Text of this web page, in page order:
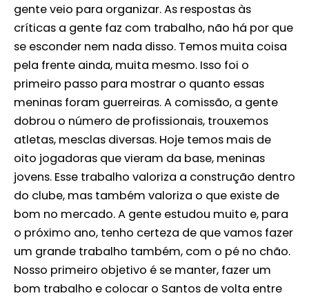
gente veio para organizar. As respostas às
críticas a gente faz com trabalho, não há por que
se esconder nem nada disso. Temos muita coisa
pela frente ainda, muita mesmo. Isso foi o
primeiro passo para mostrar o quanto essas
meninas foram guerreiras. A comissão, a gente
dobrou o número de profissionais, trouxemos
atletas, mesclas diversas. Hoje temos mais de
oito jogadoras que vieram da base, meninas
jovens. Esse trabalho valoriza a construção dentro
do clube, mas também valoriza o que existe de
bom no mercado. A gente estudou muito e, para
o próximo ano, tenho certeza de que vamos fazer
um grande trabalho também, com o pé no chão.
Nosso primeiro objetivo é se manter, fazer um
bom trabalho e colocar o Santos de volta entre